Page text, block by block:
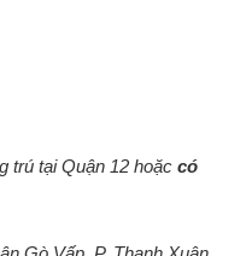
trú tại Quận 12 hoặc có